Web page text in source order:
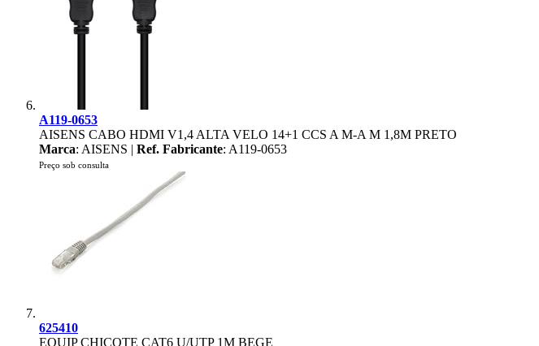
A119-0653
AISENS CABO HDMI V1,4 ALTA VELO 14+1 CCS A M-A M 1,8M PRETO
Marca: AISENS | Ref. Fabricante: A119-0653
Preço sob consulta
625410
EQUIP CHICOTE CAT6 U/UTP 1M BEGE